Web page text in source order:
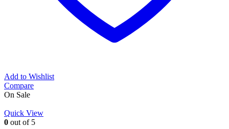
Add to Wishlist
Compare
On Sale
Quick View
0 out of 5